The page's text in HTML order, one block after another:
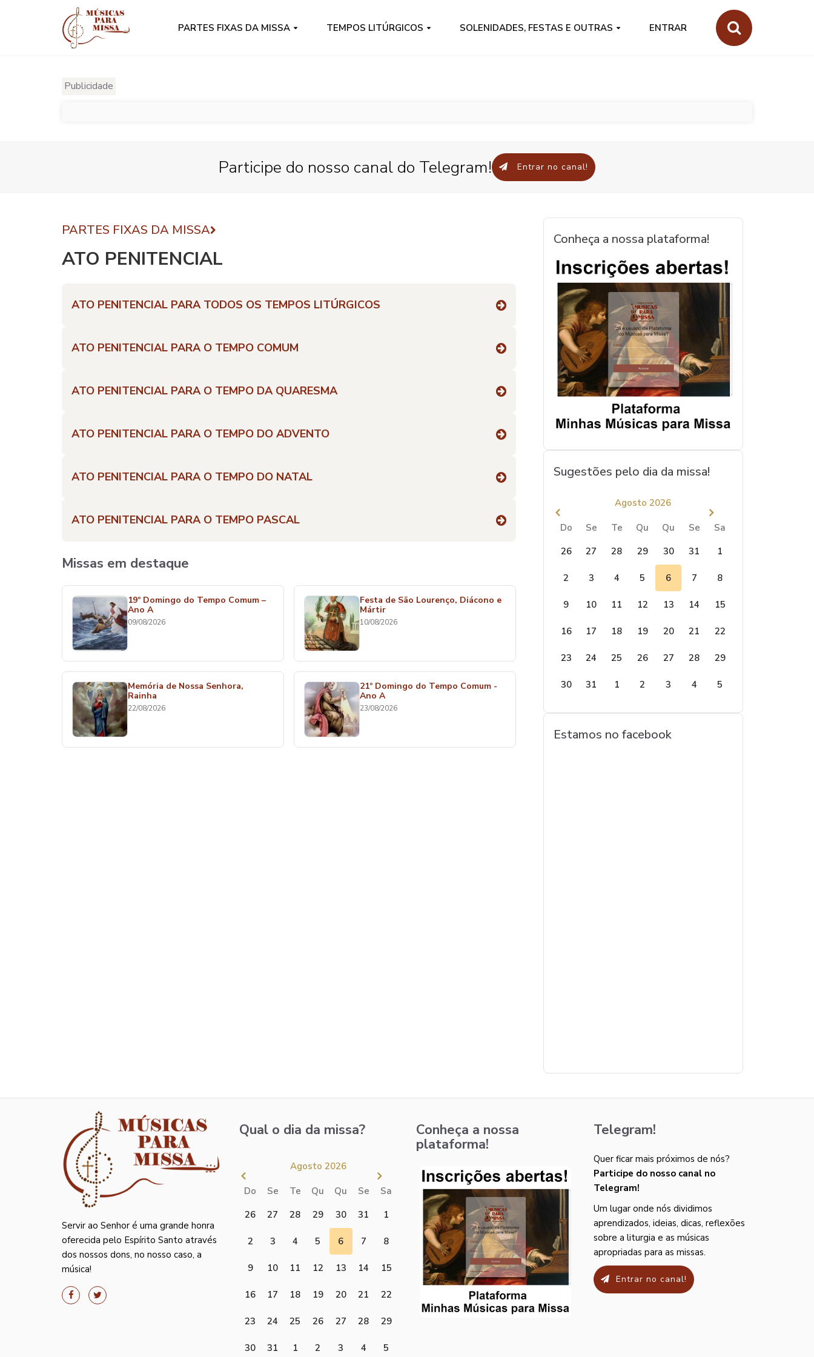
PARTES FIXAS DA MISSA TEMPOS LITÚRGICOS SOLENIDADES, FESTAS E OUTRAS ENTRAR
Publicidade
Participe do nosso canal do Telegram! Entrar no canal!
PARTES FIXAS DA MISSA
ATO PENITENCIAL
ATO PENITENCIAL PARA TODOS OS TEMPOS LITÚRGICOS
ATO PENITENCIAL PARA O TEMPO COMUM
ATO PENITENCIAL PARA O TEMPO DA QUARESMA
ATO PENITENCIAL PARA O TEMPO DO ADVENTO
ATO PENITENCIAL PARA O TEMPO DO NATAL
ATO PENITENCIAL PARA O TEMPO PASCAL
Missas em destaque
19º Domingo do Tempo Comum –
Ano A
09/08/2026
Festa de São Lourenço, Diácono e
Mártir
10/08/2026
Memória de Nossa Senhora,
Rainha
22/08/2026
21º Domingo do Tempo Comum -
Ano A
23/08/2026
Conheça a nossa plataforma!
Sugestões pelo dia da missa!
Agosto 2026
Do Se Te Qu Qu Se
Sa
26
27 28 29 30 31 1
2 3 4 5 6 7 8
9 10 11 12 13 14 15
16 17 18 19 20 21 22
23 24 25 26 27 28 29
30 31 1 2 3 4 5
Estamos no facebook
Servir ao Senhor é uma grande honra
oferecida pelo Espírito Santo através
dos nossos dons, no nosso caso, a
música!
Qual o dia da missa?
Agosto 2026
Do Se Te Qu Qu Se
Sa
26
27 28 29 30 31 1
2 3 4 5 6 7 8
9 10 11 12 13 14 15
16 17 18 19 20 21 22
23 24 25 26 27 28 29
30 31 1 2 3 4 5
Conheça a nossa
plataforma!
Telegram!
Quer ficar mais próximos de nós?
Participe do nosso canal no
Telegram!
Um lugar onde nós dividimos
aprendizados, ideias, dicas, reflexões
sobre a liturgia e as músicas
apropriadas para as missas.
Entrar no canal!